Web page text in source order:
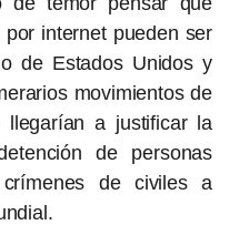
internet pueden ser
de Estados Unidos y
movimientos de
llegarían a justificar la
de personas
de civiles a